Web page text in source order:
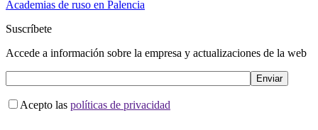
Academias de ruso en Palencia
Suscríbete
Accede a información sobre la empresa y actualizaciones de la web
Acepto las políticas de privacidad